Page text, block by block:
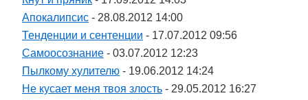
Апокалипсис - 28.08.2012 14:00
Тенденции и сентенции - 17.07.2012 09:56
Самоосознание - 03.07.2012 12:23
Пылкому хулителю - 19.06.2012 14:24
Не кусает меня твоя злость - 29.05.2012 16:27